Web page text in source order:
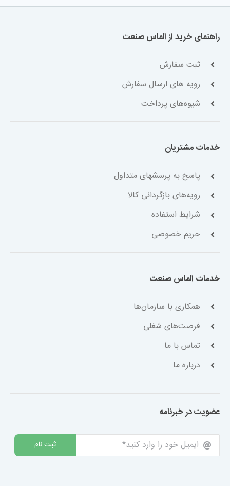
راهنمای خرید از الماس صنعت
ثبت سفارش
رویه های ارسال سفارش
شیوه‌های پرداخت
خدمات مشتریان
پاسخ به پرسشهای متداول
رویه‌های بازگردانی کالا
شرایط استفاده
حریم خصوصی
خدمات الماس صنعت
همکاری با سازمان‌ها
فرصت‌های شغلی
تماس با ما
درباره ما
عضویت در خبرنامه
ثبت نام